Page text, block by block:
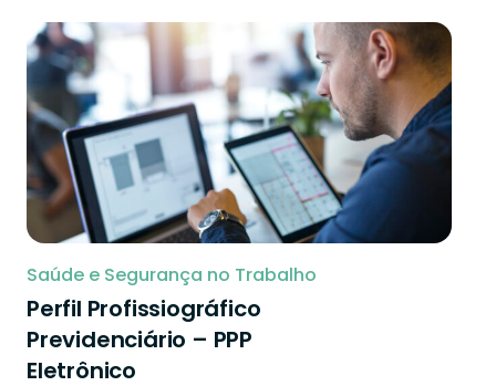
Saúde e Segurança no Trabalho
Perfil Profissiográfico
Previdenciário – PPP
Eletrônico